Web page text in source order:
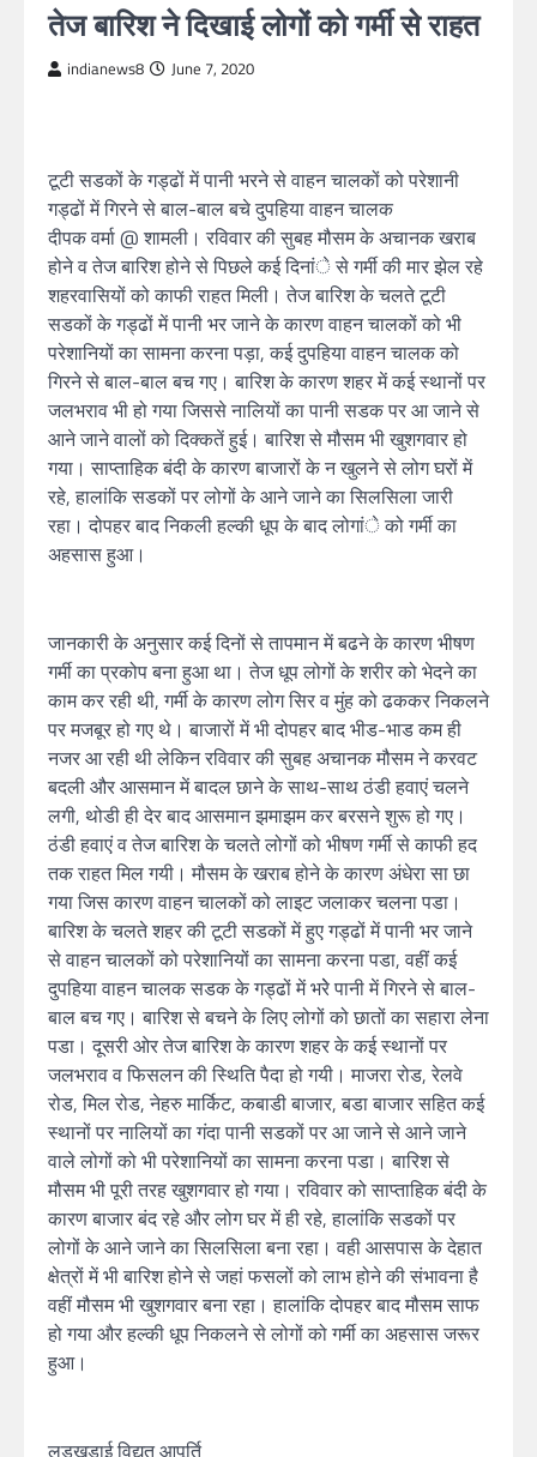
तेज बारिश ने दिखाई लोगों को गर्मी से राहत
indianews8 June 7, 2020
टूटी सडकों के गड्ढों में पानी भरने से वाहन चालकों को परेशानी
गड्ढों में गिरने से बाल-बाल बचे दुपहिया वाहन चालक
दीपक वर्मा @ शामली। रविवार की सुबह मौसम के अचानक खराब
होने व तेज बारिश होने से पिछले कई दिनांे से गर्मी की मार झेल रहे
शहरवासियों को काफी राहत मिली। तेज बारिश के चलते टूटी
सडकों के गड्ढों में पानी भर जाने के कारण वाहन चालकों को भी
परेशानियों का सामना करना पड़ा, कई दुपहिया वाहन चालक को
गिरने से बाल-बाल बच गए। बारिश के कारण शहर में कई स्थानों पर
जलभराव भी हो गया जिससे नालियों का पानी सडक पर आ जाने से
आने जाने वालों को दिक्कतें हुई। बारिश से मौसम भी खुशगवार हो
गया। साप्ताहिक बंदी के कारण बाजारों के न खुलने से लोग घरों में
रहे, हालांकि सडकों पर लोगों के आने जाने का सिलसिला जारी
रहा। दोपहर बाद निकली हल्की धूप के बाद लोगांे को गर्मी का
अहसास हुआ।
जानकारी के अनुसार कई दिनों से तापमान में बढने के कारण भीषण
गर्मी का प्रकोप बना हुआ था। तेज धूप लोगों के शरीर को भेदने का
काम कर रही थी, गर्मी के कारण लोग सिर व मुंह को ढककर निकलने
पर मजबूर हो गए थे। बाजारों में भी दोपहर बाद भीड-भाड कम ही
नजर आ रही थी लेकिन रविवार की सुबह अचानक मौसम ने करवट
बदली और आसमान में बादल छाने के साथ-साथ ठंडी हवाएं चलने
लगी, थोडी ही देर बाद आसमान झमाझम कर बरसने शुरू हो गए।
ठंडी हवाएं व तेज बारिश के चलते लोगों को भीषण गर्मी से काफी हद
तक राहत मिल गयी। मौसम के खराब होने के कारण अंधेरा सा छा
गया जिस कारण वाहन चालकों को लाइट जलाकर चलना पडा।
बारिश के चलते शहर की टूटी सडकों में हुए गड्ढों में पानी भर जाने
से वाहन चालकों को परेशानियों का सामना करना पडा, वहीं कई
दुपहिया वाहन चालक सडक के गड्ढों में भरेे पानी में गिरने से बाल-
बाल बच गए। बारिश से बचने के लिए लोगों को छातों का सहारा लेना
पडा। दूसरी ओर तेज बारिश के कारण शहर के कई स्थानों पर
जलभराव व फिसलन की स्थिति पैदा हो गयी। माजरा रोड, रेलवे
रोड, मिल रोड, नेहरु मार्किट, कबाडी बाजार, बडा बाजार सहित कई
स्थानों पर नालियों का गंदा पानी सडकों पर आ जाने से आने जाने
वाले लोगों को भी परेशानियों का सामना करना पडा। बारिश से
मौसम भी पूरी तरह खुशगवार हो गया। रविवार को साप्ताहिक बंदी के
कारण बाजार बंद रहे और लोग घर में ही रहे, हालांकि सडकों पर
लोगों के आने जाने का सिलसिला बना रहा। वही आसपास के देहात
क्षेत्रों में भी बारिश होने से जहां फसलों को लाभ होने की संभावना है
वहीं मौसम भी खुशगवार बना रहा। हालांकि दोपहर बाद मौसम साफ
हो गया और हल्की धूप निकलने से लोगों को गर्मी का अहसास जरूर
हुआ।
लडखडाई विद्युत आपूर्ति